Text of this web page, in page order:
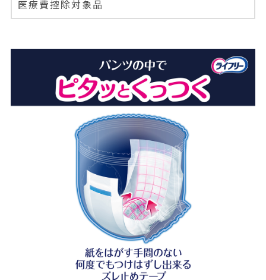
医療費控除対象品